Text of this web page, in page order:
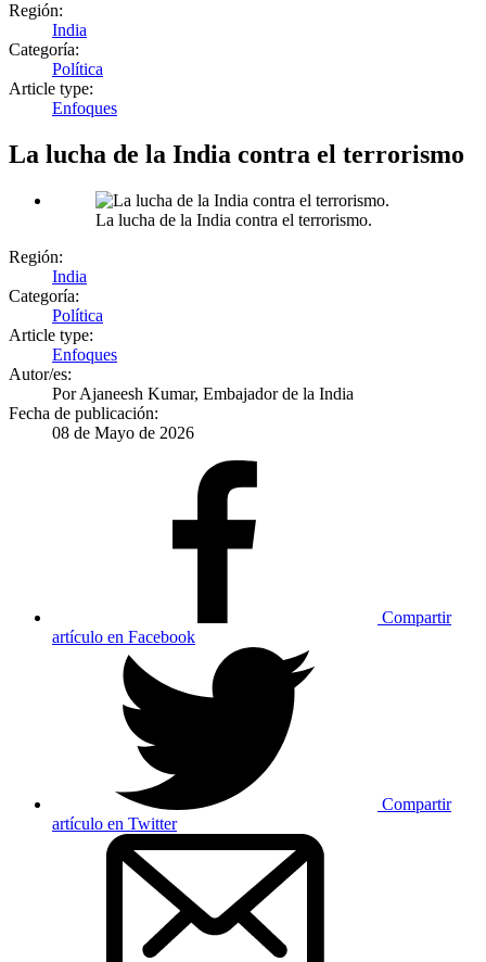
Región:
India
Categoría:
Política
Article type:
Enfoques
La lucha de la India contra el terrorismo
La lucha de la India contra el terrorismo.
Región:
India
Categoría:
Política
Article type:
Enfoques
Autor/es:
Por Ajaneesh Kumar, Embajador de la India
Fecha de publicación:
08 de Mayo de 2026
Compartir
artículo en Facebook
Compartir
artículo en Twitter